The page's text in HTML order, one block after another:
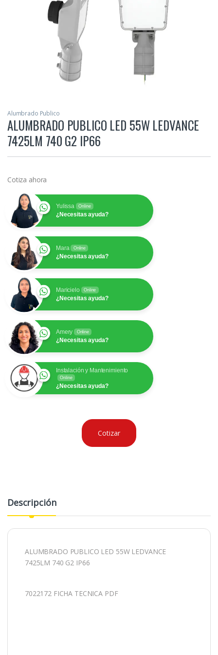
Alumbrado Publico
ALUMBRADO PUBLICO LED 55W LEDVANCE
7425LM 740 G2 IP66
Cotiza ahora
Yulissa Online
¿Necesitas ayuda?
Mara Online
¿Necesitas ayuda?
Maricielo Online
¿Necesitas ayuda?
Amery Online
¿Necesitas ayuda?
Instalación y Mantenimiento
Online
¿Necesitas ayuda?
Cotizar
Descripción
ALUMBRADO PUBLICO LED 55W LEDVANCE
7425LM 740 G2 IP66
7022172 FICHA TECNICA PDF